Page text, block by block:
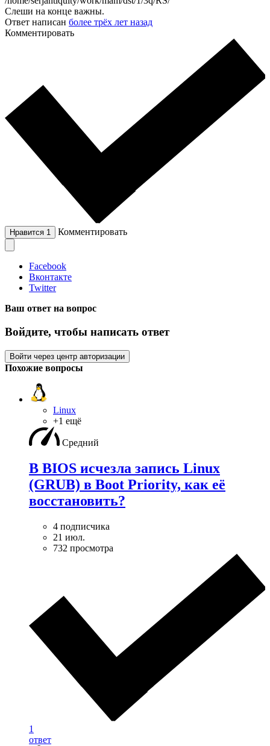
Слеши на конце важны.
Ответ написан более трёх лет назад
Комментировать
Нравится 1 Комментировать
Facebook
Вконтакте
Twitter
Ваш ответ на вопрос
Войдите, чтобы написать ответ
Войти через центр авторизации
Похожие вопросы
Linux
+1 ещё
Средний
В BIOS исчезла запись Linux
(GRUB) в Boot Priority, как её
восстановить?
4 подписчика
21 июл.
732 просмотра
1
ответ